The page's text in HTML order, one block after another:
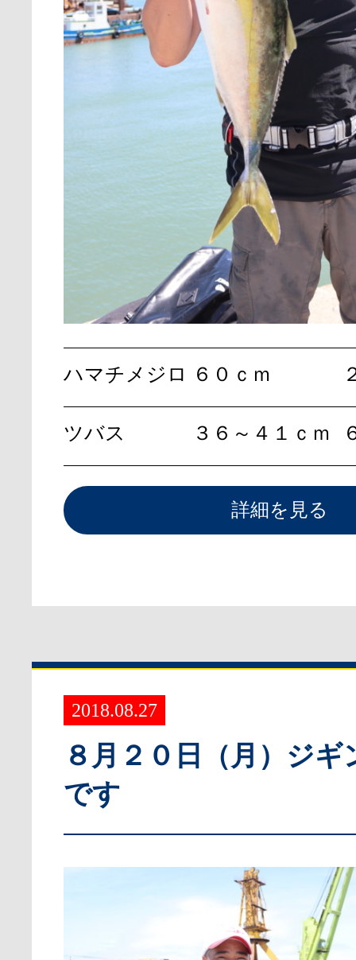
ハマチメジロ ６０ｃｍ
ツバス ３６～４１ｃｍ
詳細を見る
2018.08.27
８月２０日（月）ジギ
です